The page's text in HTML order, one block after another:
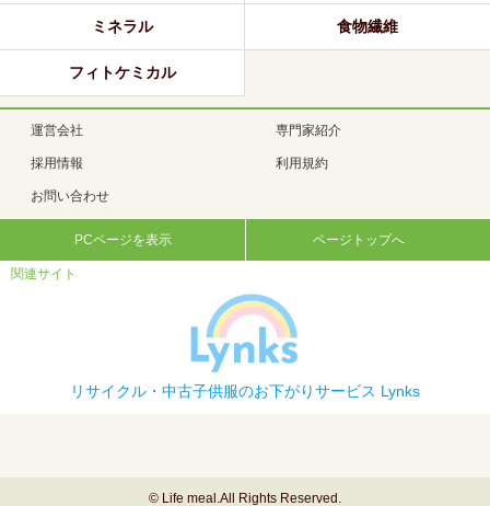
ミネラル 食物繊維
フィトケミカル
運営会社 専門家紹介
採用情報 利用規約
お問い合わせ
PCページを表示 ページトップへ
関連サイト
リサイクル・中古子供服のお下がりサービス Lynks
© Life meal.All Rights Reserved.